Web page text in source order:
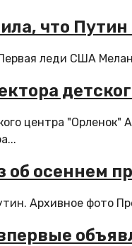
что
леди США
центра
об осеннем
Архивное фото